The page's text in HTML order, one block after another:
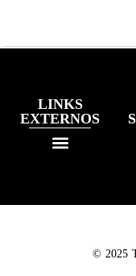
LINKS
EXTERNOS
© 2025